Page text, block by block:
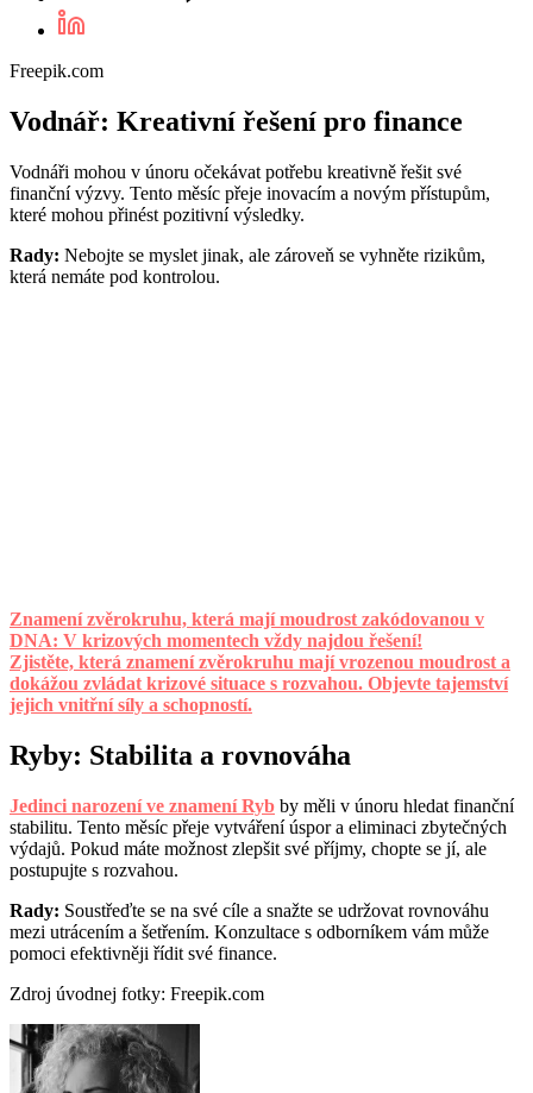
Freepik.com
Vodnář: Kreativní řešení pro finance
Vodnáři mohou v únoru očekávat potřebu kreativně řešit své
finanční výzvy. Tento měsíc přeje inovacím a novým přístupům,
které mohou přinést pozitivní výsledky.
Rady: Nebojte se myslet jinak, ale zároveň se vyhněte rizikům,
která nemáte pod kontrolou.
Znamení zvěrokruhu, která mají moudrost zakódovanou v
DNA: V krizových momentech vždy najdou řešení!
Zjistěte, která znamení zvěrokruhu mají vrozenou moudrost a
dokážou zvládat krizové situace s rozvahou. Objevte tajemství
jejich vnitřní síly a schopností.
Ryby: Stabilita a rovnováha
Jedinci narození ve znamení Ryb by měli v únoru hledat finanční
stabilitu. Tento měsíc přeje vytváření úspor a eliminaci zbytečných
výdajů. Pokud máte možnost zlepšit své příjmy, chopte se jí, ale
postupujte s rozvahou.
Rady: Soustřeďte se na své cíle a snažte se udržovat rovnováhu
mezi utrácením a šetřením. Konzultace s odborníkem vám může
pomoci efektivněji řídit své finance.
Zdroj úvodnej fotky: Freepik.com